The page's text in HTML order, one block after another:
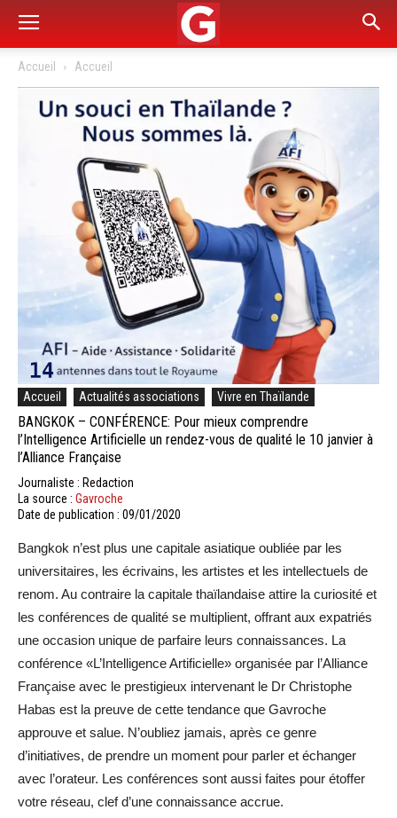
Accueil Accueil
Accueil Actualités associations Vivre en Thaïlande
BANGKOK – CONFÉRENCE: Pour mieux comprendre
l’Intelligence Artificielle un rendez-vous de qualité le 10 janvier à
l’Alliance Française
Journaliste : Redaction
La source : Gavroche
Date de publication : 09/01/2020
Bangkok n’est plus une capitale asiatique oubliée par les
universitaires, les écrivains, les artistes et les intellectuels de
renom. Au contraire la capitale thaïlandaise attire la curiosité et
les conférences de qualité se multiplient, offrant aux expatriés
une occasion unique de parfaire leurs connaissances. La
conférence «L’Intelligence Artificielle» organisée par l’Alliance
Française avec le prestigieux intervenant le Dr Christophe
Habas est la preuve de cette tendance que Gavroche
approuve et salue. N’oubliez jamais, après ce genre
d’initiatives, de prendre un moment pour parler et échanger
avec l’orateur. Les conférences sont aussi faites pour étoffer
votre réseau, clef d’une connaissance accrue.